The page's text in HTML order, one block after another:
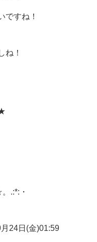
ですね！
ね！
.:*:・
24日(金)01:59